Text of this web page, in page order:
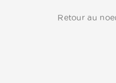
Retour au